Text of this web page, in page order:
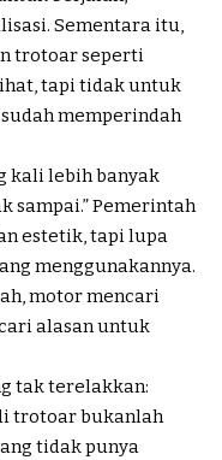
Sementara itu,
trotoar seperti
tapi tidak untuk
memperindah
kali lebih banyak
sampai.” Pemerintah
estetik, tapi lupa
menggunakannya.
motor mencari
alasan untuk
tak terelakkan:
trotoar bukanlah
tidak punya